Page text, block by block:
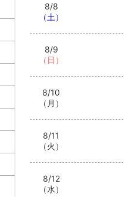
8/8
（土）
8/9
（日）
8/10
（月）
8/11
（火）
8/12
（水）